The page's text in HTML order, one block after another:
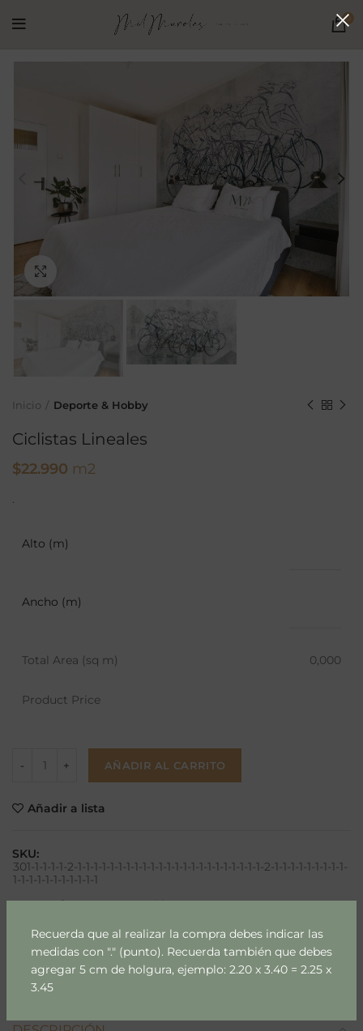
Recuerda que al realizar la compra debes indicar las
medidas con "." (punto). Recuerda también que debes
agregar 5 cm de holgura, ejemplo: 2.20 x 3.40 = 2.25 x
3.45
0
Inicio Deporte & Hobby
Ciclistas Lineales
$22.990 m2
.
Alto (m)
Ancho (m)
Total Area (sq m) 0,000
Product Price
AÑADIR AL CARRITO
Añadir a lista
SKU:
301-1-1-1-1-2-1-1-1-1-1-1-1-1-1-1-1-1-1-1-1-1-1-1-1-1-1-1-1-2-1-1-1-1-1-1-1-1-1-
1-1-1-1-1-1-1-1-1-1-1
Categoría:Deporte & Hobby
Etiquetas:papel mural, papel mural m2
Compartir